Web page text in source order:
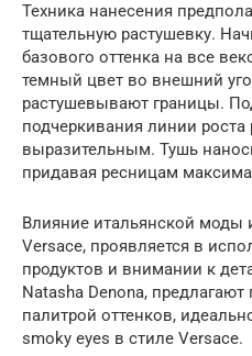
Техника нанесения
тщательную растушевку.
базового оттенка на все
темный цвет во внешний
растушевывают границы.
подчеркивания линии
выразительным. Тушь
придавая ресницам
Влияние итальянской моды
Versace, проявляется в
продуктов и внимании к
Natasha Denona, предлагают
палитрой оттенков,
smoky eyes в стиле Versace.